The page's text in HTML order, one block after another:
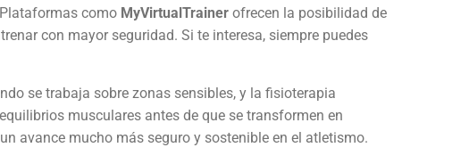
como MyVirtualTrainer ofrecen la posibilidad de
con mayor seguridad. Si te interesa, siempre puedes
se trabaja sobre zonas sensibles, y la fisioterapia
musculares antes de que se transformen en
avance mucho más seguro y sostenible en el atletismo.